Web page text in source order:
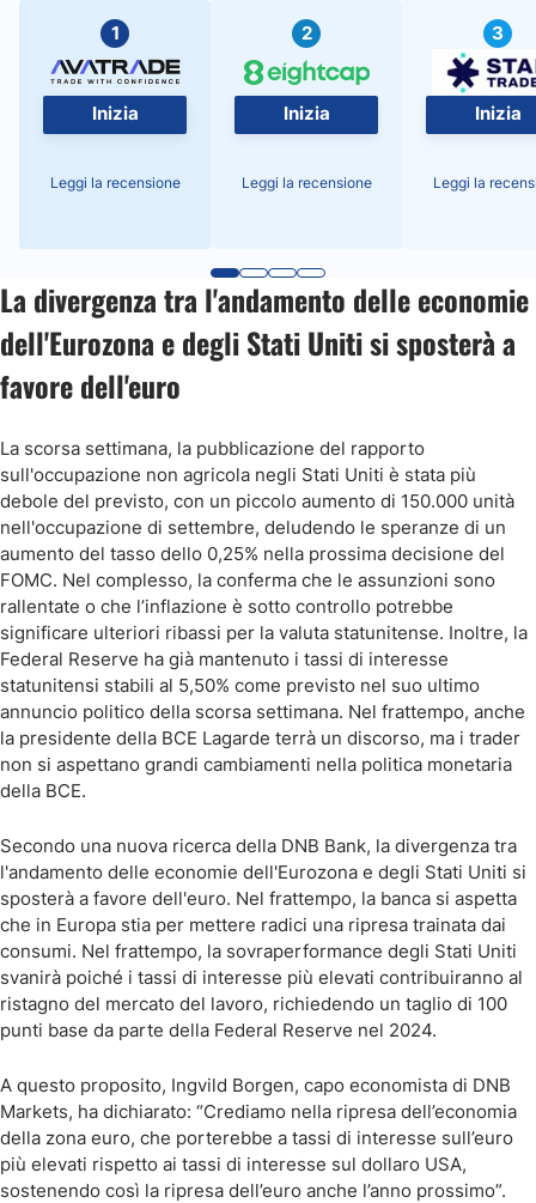
1
Inizia
Leggi la recensione
2
Inizia
Leggi la recensione
3
Inizia
Leggi la
La divergenza tra l'andamento delle economie
dell'Eurozona e degli Stati Uniti si sposterà a
favore dell'euro
La scorsa settimana, la pubblicazione del rapporto
sull'occupazione non agricola negli Stati Uniti è stata più
debole del previsto, con un piccolo aumento di 150.000 unità
nell'occupazione di settembre, deludendo le speranze di un
aumento del tasso dello 0,25% nella prossima decisione del
FOMC. Nel complesso, la conferma che le assunzioni sono
rallentate o che l’inflazione è sotto controllo potrebbe
significare ulteriori ribassi per la valuta statunitense. Inoltre, la
Federal Reserve ha già mantenuto i tassi di interesse
statunitensi stabili al 5,50% come previsto nel suo ultimo
annuncio politico della scorsa settimana. Nel frattempo, anche
la presidente della BCE Lagarde terrà un discorso, ma i trader
non si aspettano grandi cambiamenti nella politica monetaria
della BCE.
Secondo una nuova ricerca della DNB Bank, la divergenza tra
l'andamento delle economie dell'Eurozona e degli Stati Uniti si
sposterà a favore dell'euro. Nel frattempo, la banca si aspetta
che in Europa stia per mettere radici una ripresa trainata dai
consumi. Nel frattempo, la sovraperformance degli Stati Uniti
svanirà poiché i tassi di interesse più elevati contribuiranno al
ristagno del mercato del lavoro, richiedendo un taglio di 100
punti base da parte della Federal Reserve nel 2024.
A questo proposito, Ingvild Borgen, capo economista di DNB
Markets, ha dichiarato: “Crediamo nella ripresa dell’economia
della zona euro, che porterebbe a tassi di interesse sull’euro
più elevati rispetto ai tassi di interesse sul dollaro USA,
sostenendo così la ripresa dell’euro anche l’anno prossimo”.